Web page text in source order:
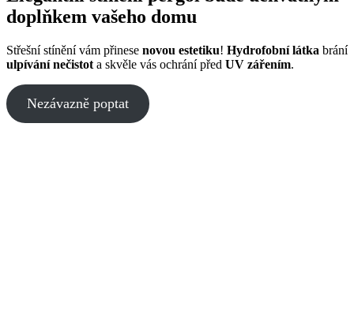
doplňkem vašeho domu
Střešní stínění vám přinese novou estetiku! Hydrofobní látka brání
ulpívání nečistot a skvěle vás ochrání před UV zářením.
Nezávazně poptat